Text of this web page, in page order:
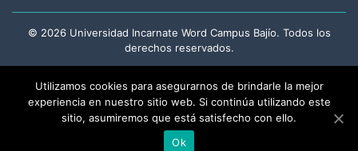
© 2026Universidad Incarnate Word Campus Bajío. Todos los
derechos reservados.
Crayón: Estudio Creativo
Utilizamos cookies para asegurarnos de brindarle la mejor
experiencia en nuestro sitio web. Si continúa utilizando este
sitio, asumiremos que está satisfecho con ello.
Ok